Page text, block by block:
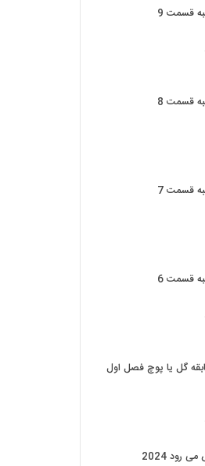
قسمت 9
قسمت 8
قسمت 7
قسمت 6
گل یا پوچ فصل اول
رود 2024